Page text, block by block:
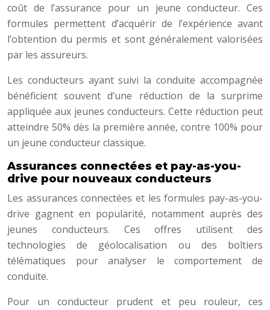
coût de l’assurance pour un jeune conducteur. Ces
formules permettent d’acquérir de l’expérience avant
l’obtention du permis et sont généralement valorisées
par les assureurs.
Les conducteurs ayant suivi la conduite accompagnée
bénéficient souvent d’une réduction de la surprime
appliquée aux jeunes conducteurs. Cette réduction peut
atteindre 50% dès la première année, contre 100% pour
un jeune conducteur classique.
Assurances connectées et pay-as-you-
drive pour nouveaux conducteurs
Les assurances connectées et les formules pay-as-you-
drive gagnent en popularité, notamment auprès des
jeunes conducteurs. Ces offres utilisent des
technologies de géolocalisation ou des boîtiers
télématiques pour analyser le comportement de
conduite.
Pour un conducteur prudent et peu rouleur, ces